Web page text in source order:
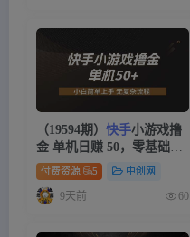
（19594期） 快手小游戏撸
金 单机日赚 50，零基础可
做，支持单人矩阵放大
付费资源 5 中创网
9天前 60